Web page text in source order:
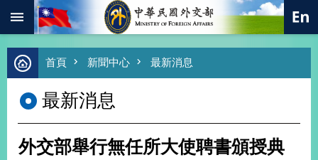
跳到主要內容區塊
進
階
尋
熱
首頁 新聞中心 最新消息
最新消息
外交部舉行無任所大使聘書頒授典